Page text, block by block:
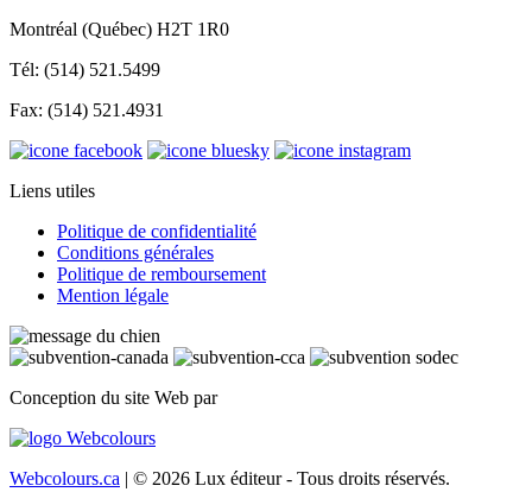
Montréal (Québec) H2T 1R0
Tél: (514) 521.5499
Fax: (514) 521.4931
Liens utiles
Politique de confidentialité
Conditions générales
Politique de remboursement
Mention légale
Conception du site Web par
Webcolours.ca | © 2026 Lux éditeur - Tous droits réservés.